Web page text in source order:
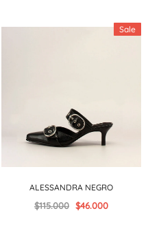
Sale
ALESSANDRA NEGRO
$115.000 $46.000